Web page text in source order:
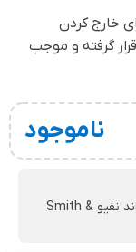
خارج کردن
گرفته و موجب
ناموجود
اسمیت اند نفیو Smith &